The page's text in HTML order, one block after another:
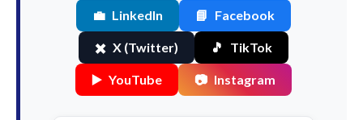
💼 LinkedIn 📘 Facebook
✖️ X (Twitter) 🎵 TikTok
▶️ YouTube 📷 Instagram